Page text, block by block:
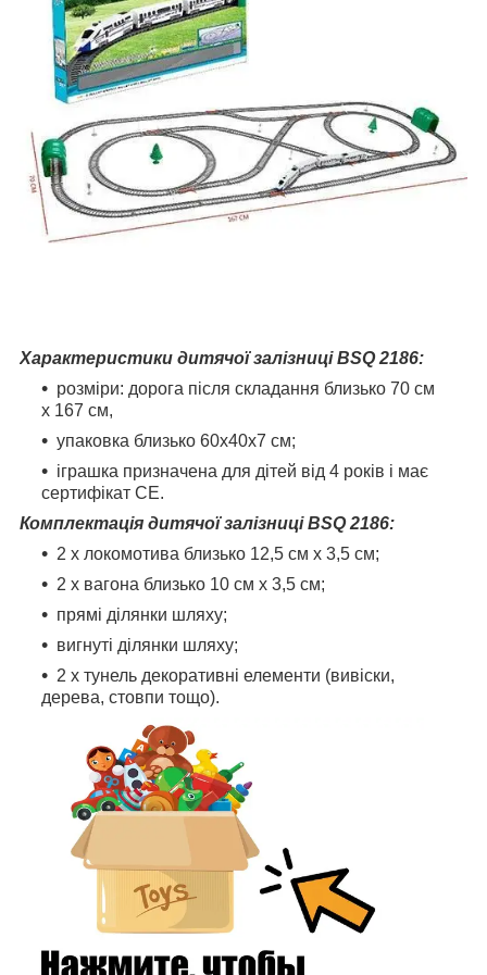
Характеристики дитячої залізниці BSQ 2186:
розміри: дорога після складання близько 70 см
х 167 см,
упаковка близько 60х40х7 см;
іграшка призначена для дітей від 4 років і має
сертифікат СЕ.
Комплектація дитячої залізниці BSQ 2186:
2 х локомотива близько 12,5 см х 3,5 см;
2 х вагона близько 10 см х 3,5 см;
прямі ділянки шляху;
вигнуті ділянки шляху;
2 х тунель декоративні елементи (вивіски,
дерева, стовпи тощо).